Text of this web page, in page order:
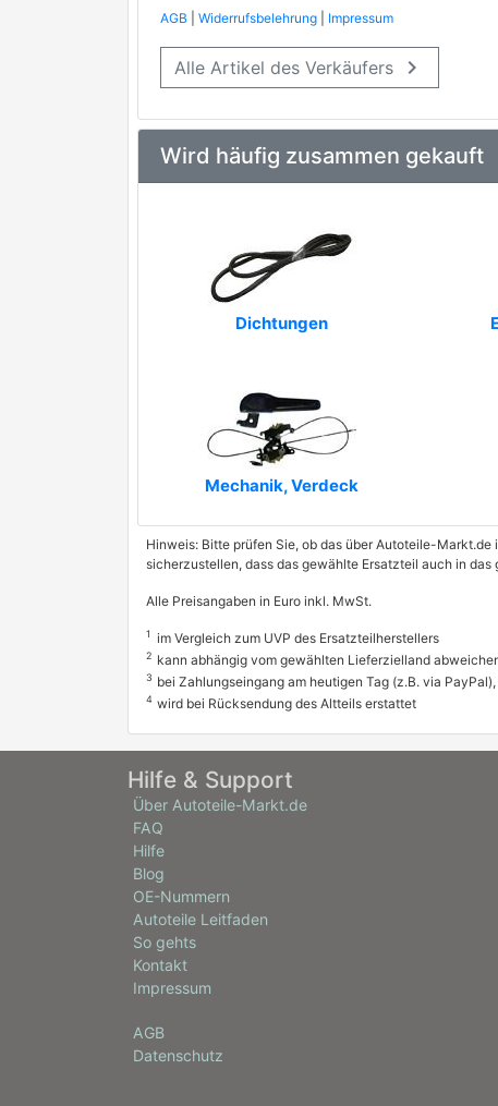
AGB Widerrufsbelehrung Impressum
Alle Artikel des Verkäufers keyboard_arrow_right
Wird häufig zusammen gekauft
Dichtungen
Mechanik, Verdeck
Hinweis: Bitte prüfen Sie, ob das über Autoteile-
sicherzustellen, dass das gewählte Ersatzteil auch in
Alle Preisangaben in Euro inkl. MwSt.
1 im Vergleich zum UVP des Ersatzteilherstellers
2 kann abhängig vom gewählten Lieferzielland
3 bei Zahlungseingang am heutigen Tag (z.B. via
4 wird bei Rücksendung des Altteils erstattet
Hilfe & Support
Über Autoteile-Markt.de
FAQ
Hilfe
Blog
OE-Nummern
Autoteile Leitfaden
So gehts
Kontakt
Impressum
AGB
Datenschutz